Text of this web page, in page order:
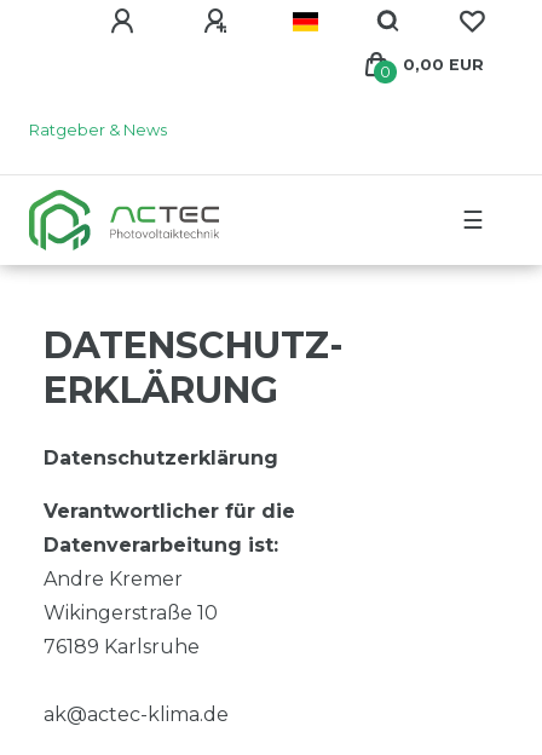
Ratgeber & News
0 0,00 EUR
☰
DATEN­SCHUTZ­
ERKLÄRUNG
Datenschutzerklärung
Verantwortlicher für die
Datenverarbeitung ist:
Andre Kremer
Wikingerstraße 10
76189 Karlsruhe
ak@actec-klima.de